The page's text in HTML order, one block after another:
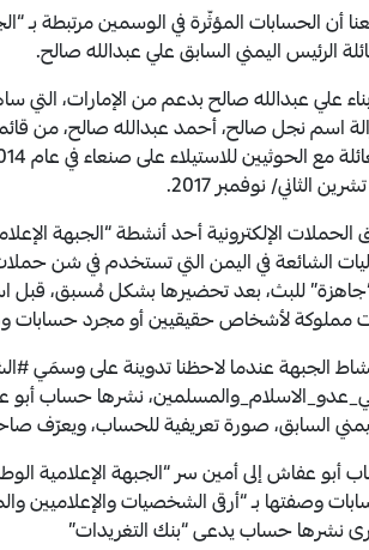
أن الحسابات المؤثّرة في الوسمين مرتبطة بـ
الرئيس اليمني السابق علي عبدالله صالح.
علي عبدالله صالح بدعم من الإمارات،
اسم نجل صالح، أحمد عبدالله صالح، من
الثاني/ نوفمبر 2017.
الحملات الإلكترونية أحد أنشطة “الجبهة
الشائعة في اليمن التي تستخدم في شن
للبث، بعد تحضيرها بشكل مُسبق، قبل
مملوكة لأشخاص حقيقيين أو مجرد حسابات
الجبهة عندما لاحظنا تدوينة على وسمَي
السابق، صورة تعريفية للحساب، ويعرّف
أبو عفاش إلى أمين سر “الجبهة الإعلامية
نشرها حساب يدعى “بنك التغريدات”